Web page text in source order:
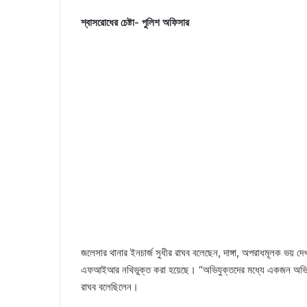
শ্বাসরোধের চেষ্টা- পুলিশ অফিসার
জলেসার থানার ইনচার্জ সুধীর রাঘব বলেছেন, দাঙ্গা, অপরাধমূলক ভয়
এফআইআর নথিভুক্ত করা হয়েছে। “অভিযুক্তদের মধ্যে একজন
রাঘব বলেছিলেন।